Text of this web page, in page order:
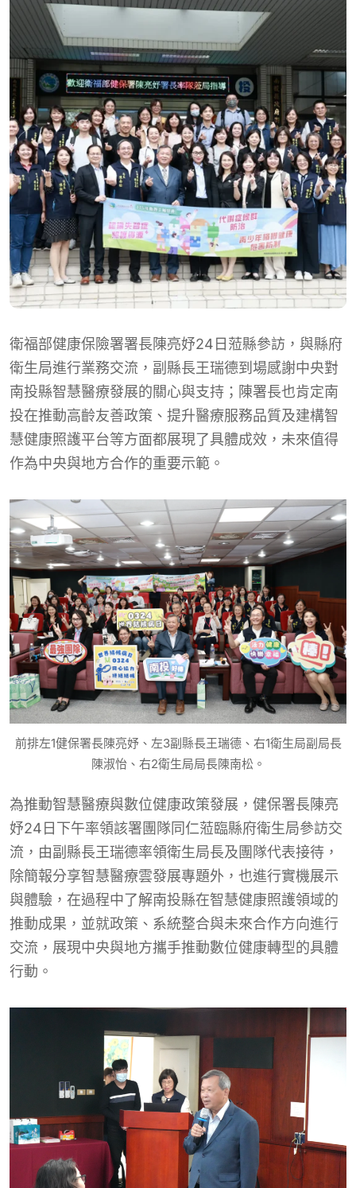
衛福部健康保險署署長陳亮妤24日蒞縣參訪，與縣府
衛生局進行業務交流，副縣長王瑞德到場感謝中央對
南投縣智慧醫療發展的關心與支持；陳署長也肯定南
投在推動高齡友善政策、提升醫療服務品質及建構智
慧健康照護平台等方面都展現了具體成效，未來值得
作為中央與地方合作的重要示範。
前排左1健保署長陳亮妤、左3副縣長王瑞德、右1衛生局副局長
陳淑怡、右2衛生局局長陳南松。
為推動智慧醫療與數位健康政策發展，健保署長陳亮
妤24日下午率領該署團隊同仁蒞臨縣府衛生局參訪交
流，由副縣長王瑞德率領衛生局長及團隊代表接待，
除簡報分享智慧醫療雲發展專題外，也進行實機展示
與體驗，在過程中了解南投縣在智慧健康照護領域的
推動成果，並就政策、系統整合與未來合作方向進行
交流，展現中央與地方攜手推動數位健康轉型的具體
行動。